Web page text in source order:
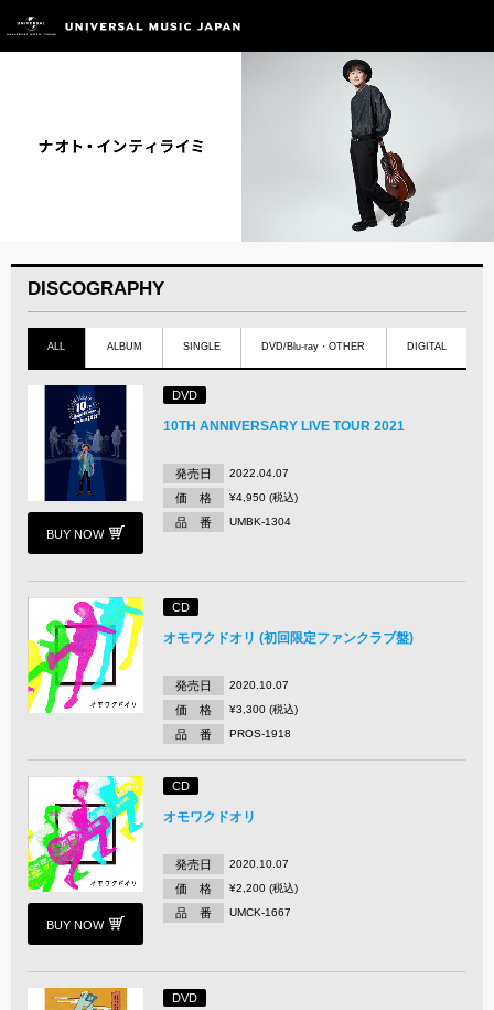
DISCOGRAPHY
ALL ALBUM SINGLE DVD/Blu-ray・OTHER DIGITAL
BUY NOW
DVD
10TH ANNIVERSARY LIVE TOUR 2021
発売日 2022.04.07
価 格 ¥4,950 (税込)
品 番 UMBK-1304
CD
オモワクドオリ (初回限定ファンクラブ盤)
発売日 2020.10.07
価 格 ¥3,300 (税込)
品 番 PROS-1918
BUY NOW
CD
オモワクドオリ
発売日 2020.10.07
価 格 ¥2,200 (税込)
品 番 UMCK-1667
DVD